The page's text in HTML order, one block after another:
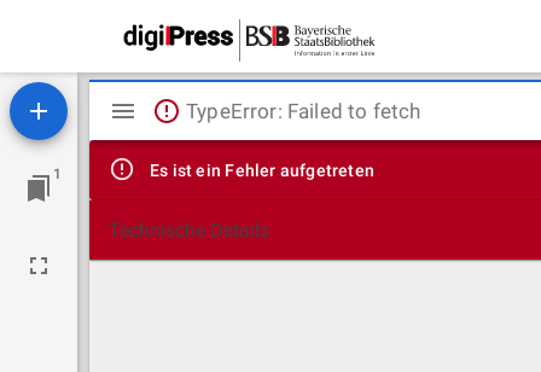
1
Mirador
Viewer
TypeError: Failed to fetch
Es ist ein Fehler aufgetreten
Technische Details